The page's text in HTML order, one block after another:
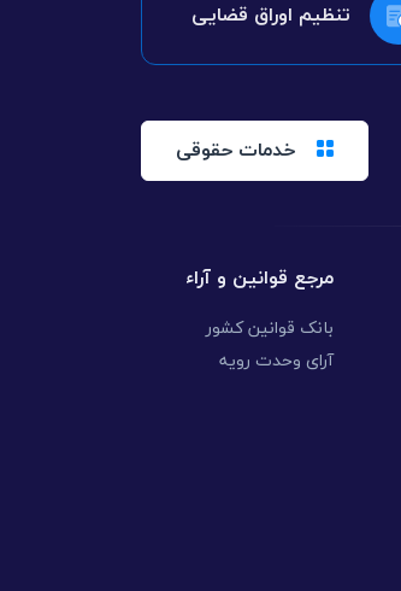
تنظیم اوراق قضایی
خدمات حقوقی
مرجع قوانین و آراء
بانک قوانین کشور
آرای وحدت رویه